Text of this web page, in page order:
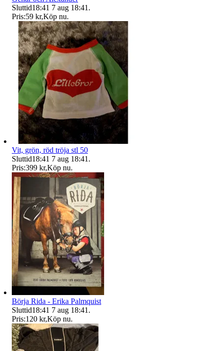
Sluttid18:41 7 aug 18:41 .
Pris:59 kr,Köp nu.
Vit, grön, röd tröja stl 50
Sluttid18:41 7 aug 18:41 .
Pris:399 kr,Köp nu.
Börja Rida - Erika Palmquist
Sluttid18:41 7 aug 18:41 .
Pris:120 kr,Köp nu.